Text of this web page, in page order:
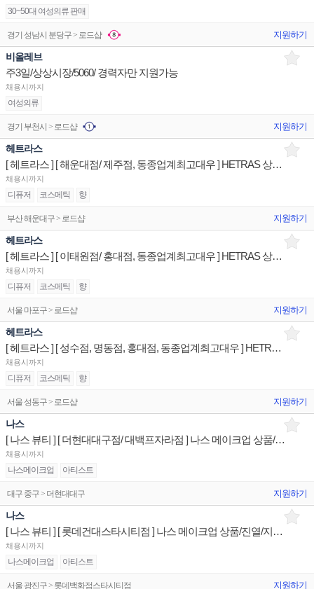
30~50대 여성의류 판매
경기 성남시 분당구 > 로드샵 지원하기
비올레브
주3일/상상시장/5060/ 경력자만 지원가능
채용시까지
여성의류
경기 부천시 > 로드샵 지원하기
헤트라스
[ 헤트라스 ] [ 해운대점/ 제주점, 동종업계최고대우 ] HETRAS 상품/진열/지원 판매전문직원
채용시까지
디퓨저 코스메틱 향
부산 해운대구 > 로드샵 지원하기
헤트라스
[ 헤트라스 ] [ 이태원점/ 홍대점, 동종업계최고대우 ] HETRAS 상품/진열/지원 판매전문직원
채용시까지
디퓨저 코스메틱 향
서울 마포구 > 로드샵 지원하기
헤트라스
[ 헤트라스 ] [ 성수점, 명동점, 홍대점, 동종업계최고대우 ] HETRAS 상품/진열/지원 판매전문직원
채용시까지
디퓨저 코스메틱 향
서울 성동구 > 로드샵 지원하기
나스
[ 나스 뷰티 ] [ 더현대대구점/ 대백프자라점 ] 나스 메이크업 상품/진열/지원 판매전문직원
채용시까지
나스메이크업 아티스트
대구 중구 > 더현대대구 지원하기
나스
[ 나스 뷰티 ] [ 롯데건대스타시티점 ] 나스 메이크업 상품/진열/지원 판매전문직원
채용시까지
나스메이크업 아티스트
서울 광진구 > 롯데백화점스타시티점 지원하기